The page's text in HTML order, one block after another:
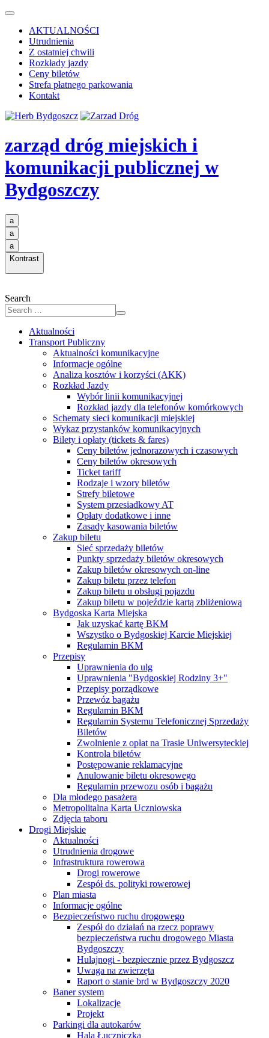
AKTUALNOŚCI
Utrudnienia
Z ostatniej chwili
Rozkłady jazdy
Ceny biletów
Strefa płatnego parkowania
Kontakt
zarząd dróg miejskich i
komunikacji publicznej w
Bydgoszczy
a
a
a
Kontrast
Search
Aktualności
Transport Publiczny
Aktualności komunikacyjne
Informacje ogólne
Analiza kosztów i korzyści (AKK)
Rozkład Jazdy
Wybór linii komunikacyjnej
Rozkład jazdy dla telefonów komórkowych
Schematy sieci komunikacji miejskiej
Wykaz przystanków komunikacyjnych
Bilety i opłaty (tickets & fares)
Ceny biletów jednorazowych i czasowych
Ceny biletów okresowych
Ticket tariff
Rodzaje i wzory biletów
Strefy biletowe
System przesiadkowy AT
Opłaty dodatkowe i inne
Zasady kasowania biletów
Zakup biletu
Sieć sprzedaży biletów
Punkty sprzedaży biletów okresowych
Zakup biletów okresowych on-line
Zakup biletu przez telefon
Zakup biletu u obsługi pojazdu
Zakup biletu w pojeździe kartą zbliżeniową
Bydgoska Karta Miejska
Jak uzyskać kartę BKM
Wszystko o Bydgoskiej Karcie Miejskiej
Regulamin BKM
Przepisy
Uprawnienia do ulg
Uprawnienia "Bydgoskiej Rodziny 3+"
Przepisy porządkowe
Przewóz bagażu
Regulamin BKM
Regulamin Systemu Telefonicznej Sprzedaży
Biletów
Zwolnienie z opłat na Trasie Uniwersyteckiej
Kontrola biletów
Postępowanie reklamacyjne
Anulowanie biletu okresowego
Regulamin przewozu osób i bagażu
Dla młodego pasażera
Metropolitalna Karta Uczniowska
Zdjęcia taboru
Drogi Miejskie
Aktualności
Utrudnienia drogowe
Infrastruktura rowerowa
Drogi rowerowe
Zespół ds. polityki rowerowej
Plan miasta
Informacje ogólne
Bezpieczeństwo ruchu drogowego
Zespół do działań na rzecz poprawy
bezpieczeństwa ruchu drogowego Miasta
Bydgoszczy
Hulajnogi - bezpiecznie przez Bydgoszcz
Uwaga na zwierzęta
Raport o stanie brd w Bydgoszczy 2020
Baner system
Lokalizacje
Projekt
Parkingi dla autokarów
Hala Łuczniczka